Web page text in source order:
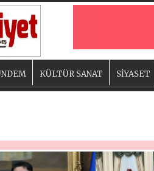
KÜLTÜR SANAT SİYASET